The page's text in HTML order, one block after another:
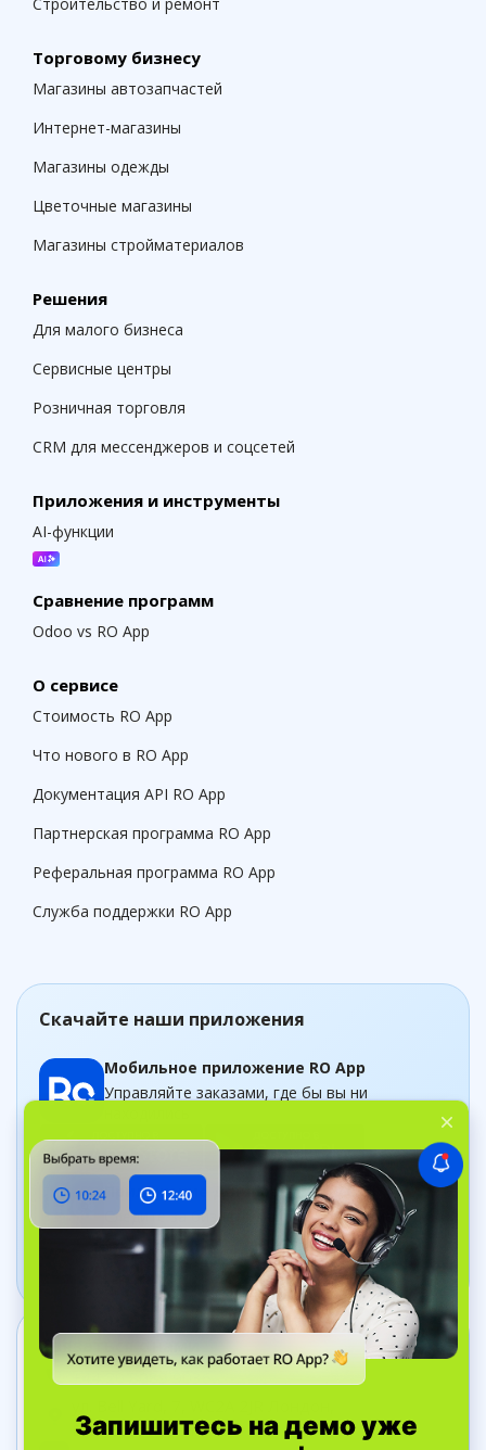
Торговому бизнесу
Магазины автозапчастей
Интернет-магазины
Магазины одежды
Цветочные магазины
Магазины стройматериалов
Решения
Для малого бизнеса
Сервисные центры
Розничная торговля
CRM для мессенджеров и соцсетей
Приложения и инструменты
AI-функции
Сравнение программ
Odoo vs RO App
О сервисе
Стоимость RO App
Что нового в RO App
Документация API RO App
Партнерская программа RO App
Реферальная программа RO App
Служба поддержки RO App
Скачайте наши приложения
Мобильное приложение RO App
Управляйте заказами, где бы вы ни
Приложение Дашборд
Следите за бизнесом в рельном времени
Связаться с нами
Великобритания